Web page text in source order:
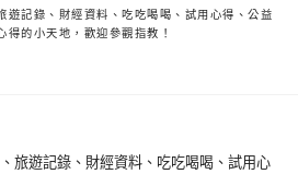
遊記錄、財經資料、吃吃喝喝、試用心得、公益
得的小天地，歡迎參觀指教！
旅遊記錄、財經資料、吃吃喝喝、試用心